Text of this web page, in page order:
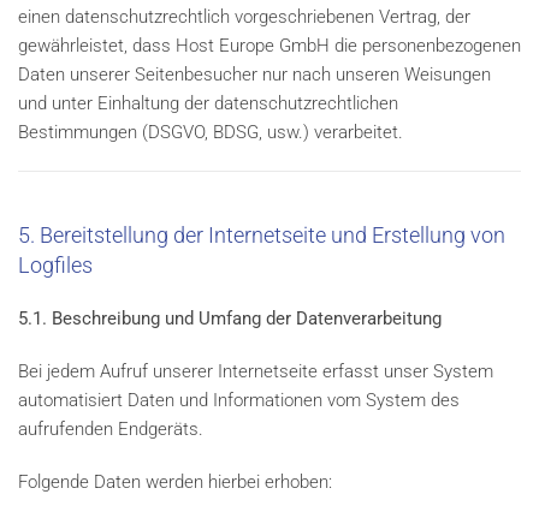
einen datenschutzrechtlich vorgeschriebenen Vertrag, der
gewährleistet, dass Host Europe GmbH die personenbezogenen
Daten unserer Seitenbesucher nur nach unseren Weisungen
und unter Einhaltung der datenschutzrechtlichen
Bestimmungen (DSGVO, BDSG, usw.) verarbeitet.
5. Bereitstellung der Internetseite und Erstellung von
Logfiles
5.1. Beschreibung und Umfang der Datenverarbeitung
Bei jedem Aufruf unserer Internetseite erfasst unser System
automatisiert Daten und Informationen vom System des
aufrufenden Endgeräts.
Folgende Daten werden hierbei erhoben: